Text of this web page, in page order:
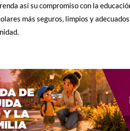
así su compromiso con la
más seguros, limpios y